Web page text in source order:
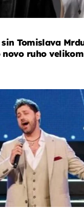
Tomislava
ruho